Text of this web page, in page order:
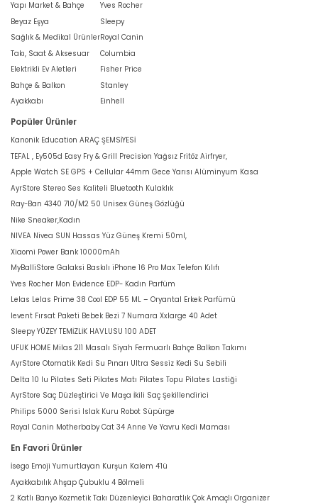
Yapı Market & Bahçe
Beyaz Eşya
Sağlık & Medikal Ürünler
Takı, Saat & Aksesuar
Elektrikli Ev Aletleri
Bahçe & Balkon
Ayakkabı
Yves Rocher
Sleepy
Royal Canin
Columbia
Fisher Price
Stanley
Einhell
Popüler Ürünler
Kanonik Education ARAÇ ŞEMSİYESİ
TEFAL , Ey505d Easy Fry & Grill Precision Yağsız Fritöz Airfryer,
Apple Watch SE GPS + Cellular 44mm Gece Yarısı Alüminyum Kasa
AyrStore Stereo Ses Kaliteli Bluetooth Kulaklık
Ray-Ban 4340 710/M2 50 Unisex Güneş Gözlüğü
Nike Sneaker,Kadın
NIVEA Nivea SUN Hassas Yüz Güneş Kremi 50ml,
Xiaomi Power Bank 10000mAh
MyBalliStore Galaksi Baskılı iPhone 16 Pro Max Telefon Kılıfı
Yves Rocher Mon Evidence EDP- Kadın Parfüm
Lelas Lelas Prime 38 Cool EDP 55 ML – Oryantal Erkek Parfümü
levent Fırsat Paketi Bebek Bezi 7 Numara Xxlarge 40 Adet
Sleepy YÜZEY TEMİZLİK HAVLUSU 100 ADET
UFUK HOME Milas 211 Masalı Siyah Fermuarlı Bahçe Balkon Takımı
AyrStore Otomatik Kedi Su Pınarı Ultra Sessiz Kedi Su Sebili
Delta 10 lu Pilates Seti Pilates Matı Pilates Topu Pilates Lastiği
AyrStore Saç Düzleştirici Ve Maşa İkili Saç Şekillendirici
Philips 5000 Serisi Islak Kuru Robot Süpürge
Royal Canin Motherbaby Cat 34 Anne Ve Yavru Kedi Maması
En Favori Ürünler
İsego Emoji Yumurtlayan Kurşun Kalem 4'lü
Ayakkabılık Ahşap Çubuklu 4 Bölmeli
2 Katlı Banyo Kozmetik Takı Düzenleyici Baharatlık Çok Amaçlı Organizer